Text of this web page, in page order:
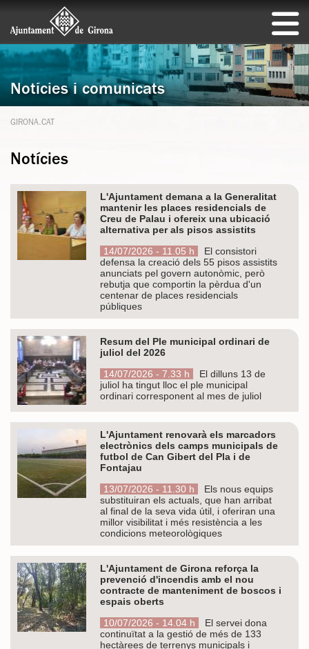
Notícies i comunicats
GIRONA.CAT
Notícies
L'Ajuntament demana a la Generalitat
mantenir les places residencials de
Creu de Palau i ofereix una ubicació
alternativa per als pisos assistits
14/07/2026 - 11.05 h
El consistori
defensa la creació dels 55 pisos assistits
anunciats pel govern autonòmic, però
rebutja que comportin la pèrdua d'un
centenar de places residencials
públiques
Resum del Ple municipal ordinari de
juliol del 2026
14/07/2026 - 7.33 h
El dilluns 13 de
juliol ha tingut lloc el ple municipal
ordinari corresponent al mes de juliol
L'Ajuntament renovarà els marcadors
electrònics dels camps municipals de
futbol de Can Gibert del Pla i de
Fontajau
13/07/2026 - 11.30 h
Els nous equips
substituiran els actuals, que han arribat
al final de la seva vida útil, i oferiran una
millor visibilitat i més resistència a les
condicions meteorològiques
L'Ajuntament de Girona reforça la
prevenció d'incendis amb el nou
contracte de manteniment de boscos i
espais oberts
10/07/2026 - 14.04 h
El servei dona
continuïtat a la gestió de més de 133
hectàrees de terrenys municipals i